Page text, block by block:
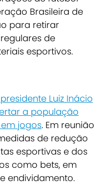
Brasileira de
para retirar
de
esportivos.
Luiz Inácio
a população
jogos. Em reunião
de redução
esportivas e dos
como bets, em
endividamento.